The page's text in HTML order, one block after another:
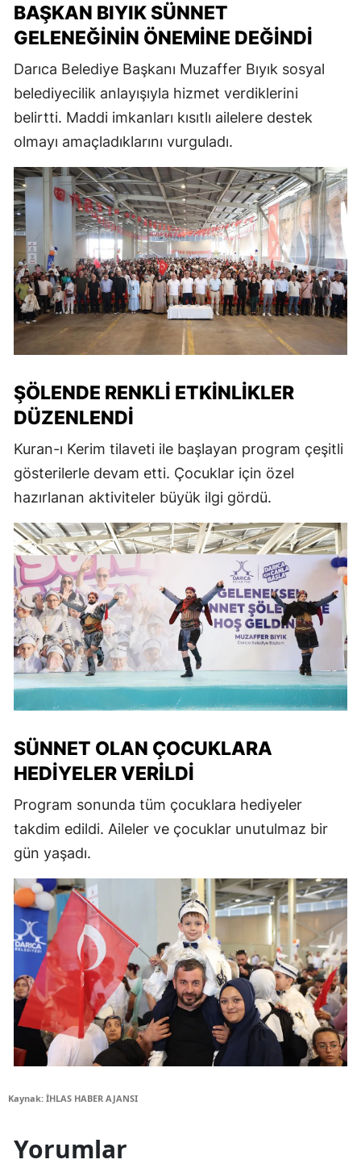
BAŞKAN BIYIK SÜNNET
GELENEĞININ ÖNEMINE DEĞINDI
Darıca Belediye Başkanı Muzaffer Bıyık sosyal
belediyecilik anlayışıyla hizmet verdiklerini
belirtti. Maddi imkanları kısıtlı ailelere destek
olmayı amaçladıklarını vurguladı.
ŞÖLENDE RENKLI ETKINLIKLER
DÜZENLENDI
Kuran-ı Kerim tilaveti ile başlayan program çeşitli
gösterilerle devam etti. Çocuklar için özel
hazırlanan aktiviteler büyük ilgi gördü.
SÜNNET OLAN ÇOCUKLARA
HEDIYELER VERILDI
Program sonunda tüm çocuklara hediyeler
takdim edildi. Aileler ve çocuklar unutulmaz bir
gün yaşadı.
Kaynak: İHLAS HABER AJANSI
Yorumlar